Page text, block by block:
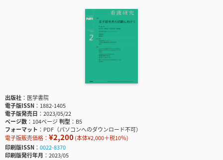
出版社
医学書院
電子版ISSN
1882-1405
電子版発売日
2023/05/22
ページ数
104ページ判型
B5
フォーマット
PDF（パソコンへのダウンロード不可）
電子版販売価格： ¥2,200(本体¥2,000＋税10％)
印刷版ISSN
0022-8370
印刷版発行年月
2023/05